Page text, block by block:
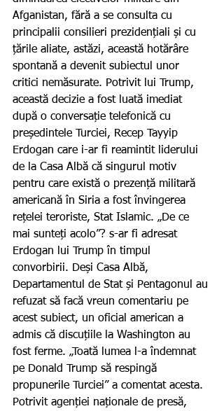
Afganistan, fără a se consulta cu
principalii consilieri prezidențiali și cu
țările aliate, astăzi, această hotărâre
spontană a devenit subiectul unor
critici nemăsurate. Potrivit lui Trump,
această decizie a fost luată imediat
după o conversație telefonică cu
președintele Turciei, Recep Tayyip
Erdogan care i-ar fi reamintit liderului
de la Casa Albă că singurul motiv
pentru care există o prezență militară
americană în Siria a fost învingerea
rețelei teroriste, Stat Islamic. „De ce
mai sunteți acolo”? s-ar fi adresat
Erdogan lui Trump în timpul
convorbirii. Deși Casa Albă,
Departamentul de Stat și Pentagonul au
refuzat să facă vreun comentariu pe
acest subiect, un oficial american a
admis că discuțiile la Washington au
fost ferme. „Toată lumea l-a îndemnat
pe Donald Trump să respingă
propunerile Turciei” a comentat acesta.
Potrivit agenției naționale de presă,